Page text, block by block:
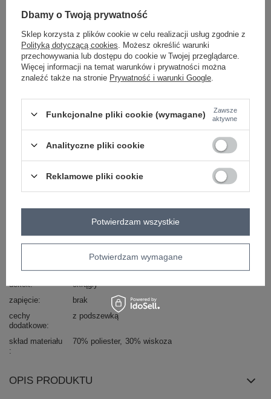
ZALOGUJ SIĘ I ZOBACZ CENĘ
Masz pytanie? Chętnie pomożemy.
dominujący
poliester
rękaw
bez rękawów
dekolt
okrągły
zapięcie
brak
cechy
dodatkowe
z podszewką
skład materiału 70% poliester 30% wiskoza
OPIS PRODUKTU
Dbamy o Twoją prywatność
Sklep korzysta z plików cookie w celu realizacji usług zgodnie z
Polityką dotyczącą cookies . Możesz określić warunki
przechowywania lub dostępu do cookie w Twojej przeglądarce.
Więcej informacji na temat warunków i prywatności można
znaleźć także na stronie Prywatność i warunki Google
Funkcjonalne pliki cookie (wymagane)
Zawsze
aktywne
Analityczne pliki cookie
Reklamowe pliki cookie
Potwierdzam wymagane
Potwierdzam wszystkie